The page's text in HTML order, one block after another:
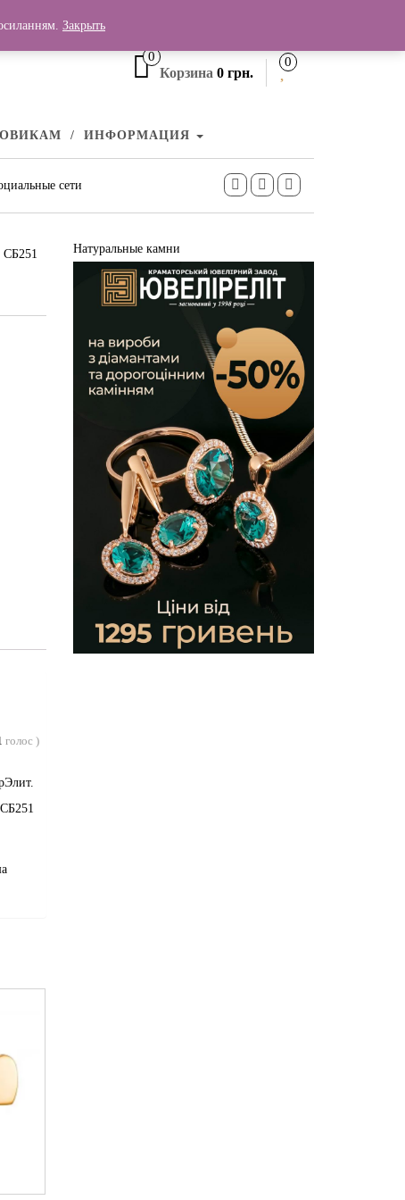
0
Корзина 0 грн.
0
ИНФОРМАЦИЯ
сети
СБ251
голос )
Натуральные камни
Закрыть